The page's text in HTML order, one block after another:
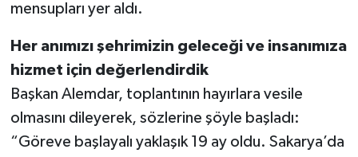
mensupları yer aldı.
Her anımızı şehrimizin geleceği ve insanımıza
hizmet için değerlendirdik
Başkan Alemdar, toplantının hayırlara vesile
olmasını dileyerek, sözlerine şöyle başladı:
“Göreve başlayalı yaklaşık 19 ay oldu. Sakarya’da